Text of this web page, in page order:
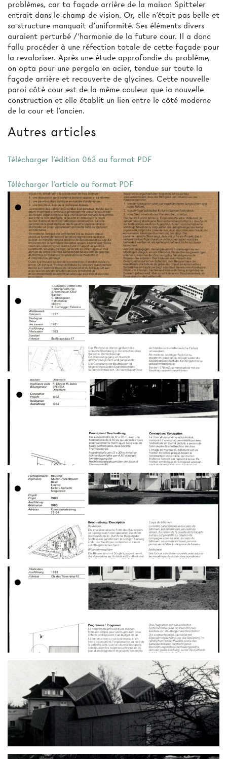
problèmes, car ta façade arrière de la maison Spitteler
entrait dans le champ de vision. Or, elle n'était pas belle et
sa structure manquait d'uniformité. Ses éléments divers
auraient perturbé /'harmonie de la future cour. Il a donc
fallu procéder à une réfection totale de cette façade pour
la revaloriser. Après une étude approfondie du problème,
on opta pour une pergola en acier, tendue sur toute la
façade arrière et recouverte de glycines. Cette nouvelle
paroi côté cour est de la même couleur que ia nouvelle
construction et elle établit un lien entre le côté moderne
de la cour et l'ancien.
Autres articles
Télécharger l'édition 063 au format PDF
Télécharger l'article au format PDF